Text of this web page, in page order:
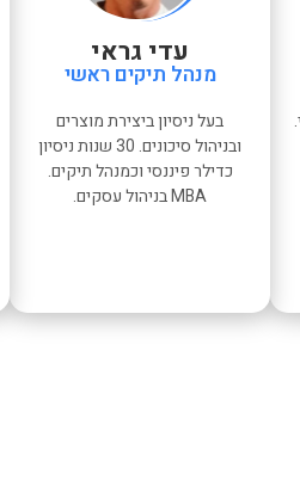
עדי גראי
מנהל תיקים ראשי
בעל ניסיון ביצירת מוצרים
ובניהול סיכונים. 30 שנות ניסיון
כדילר פיננסי וכמנהל תיקים.